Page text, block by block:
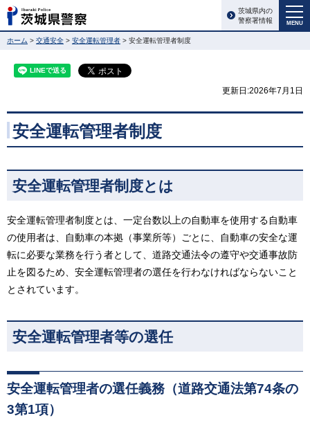
MENU
茨城県内の
警察署情報
ホーム > 交通安全 > 安全運転管理者 > 安全運転管理者制度
更新日:2026年7月1日
安全運転管理者制度
安全運転管理者制度とは
安全運転管理者制度とは、一定台数以上の自動車を使用する自動車
の使用者は、自動車の本拠（事業所等）ごとに、自動車の安全な運
転に必要な業務を行う者として、道路交通法令の遵守や交通事故防
止を図るため、安全運転管理者の選任を行わなければならないこと
とされています。
安全運転管理者等の選任
安全運転管理者の選任義務（道路交通法第74条の
3第1項）